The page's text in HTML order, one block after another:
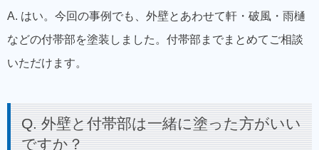
A. はい。今回の事例でも、外壁とあわせて軒・破風・雨樋
などの付帯部を塗装しました。付帯部までまとめてご相談
いただけます。
Q. 外壁と付帯部は一緒に塗った方がいい
ですか？